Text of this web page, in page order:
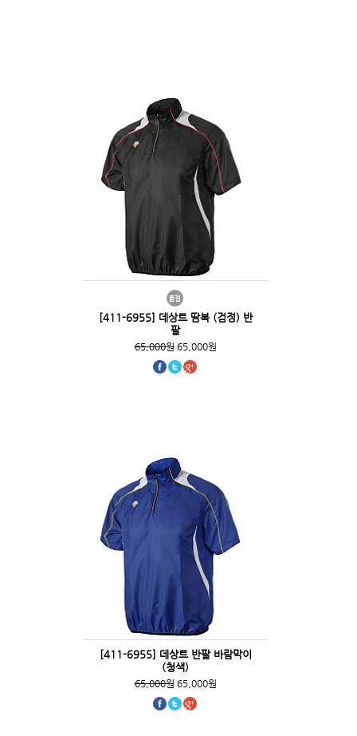
[411-6955] 데상트 땀복 (검정) 반
팔
65,000원65,000원
[411-6955] 데상트 반팔 바람막이
(청색)
65,000원65,000원